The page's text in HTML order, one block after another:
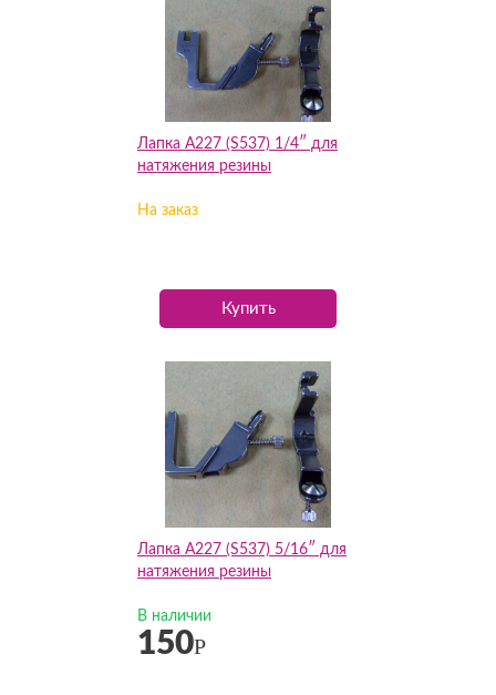
Лапка A227 (S537) 1/4″ для
натяжения резины
На заказ
Купить
Лапка A227 (S537) 5/16″ для
натяжения резины
В наличии
150Р